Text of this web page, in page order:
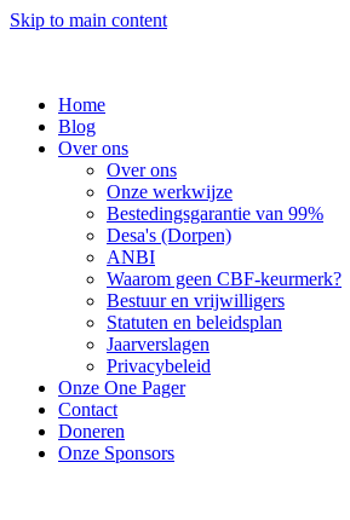
Skip to main content
Home
Blog
Over ons
Over ons
Onze werkwijze
Bestedingsgarantie van 99%
Desa's (Dorpen)
ANBI
Waarom geen CBF-keurmerk?
Bestuur en vrijwilligers
Statuten en beleidsplan
Jaarverslagen
Privacybeleid
Onze One Pager
Contact
Doneren
Onze Sponsors